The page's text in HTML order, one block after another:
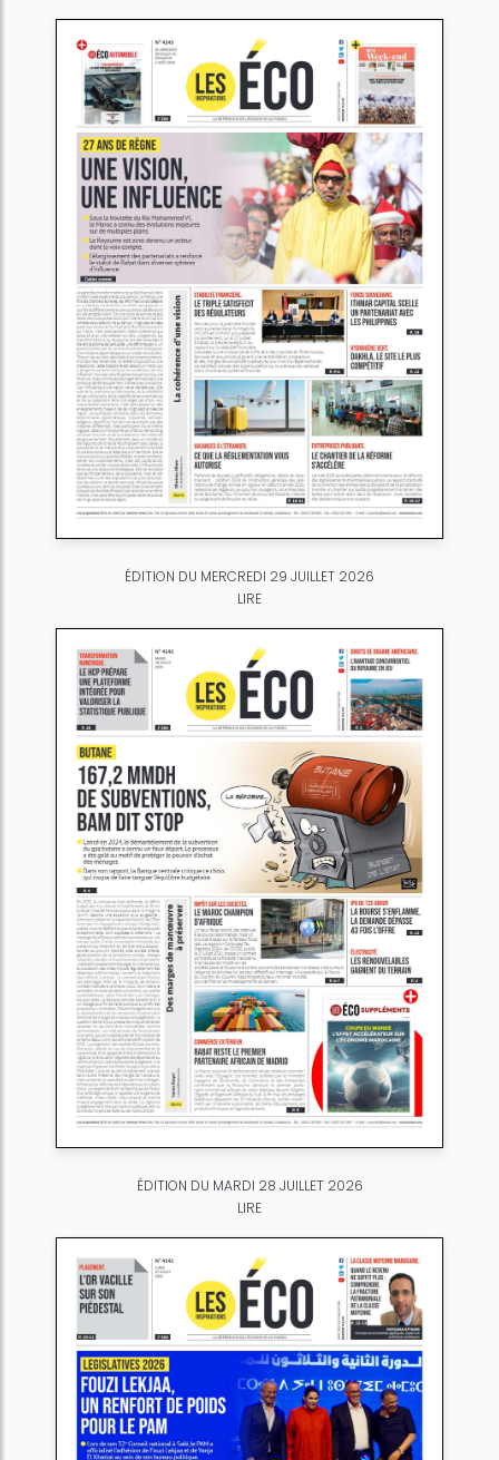
ÉDITION DU MERCREDI 29 JUILLET 2026
LIRE
ÉDITION DU MARDI 28 JUILLET 2026
LIRE